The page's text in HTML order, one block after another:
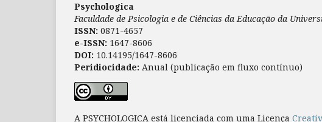
Psychologica
Faculdade de Psicologia e de Ciências da Educação da
ISSN: 0871-4657
e-ISSN: 1647-8606
DOI: 10.14195/1647-8606
Peridiocidade: Anual (publicação em fluxo contínuo)
A PSYCHOLOGICA está licenciada com uma Licença